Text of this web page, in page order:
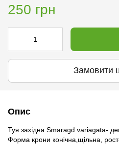
250 грн
Замовити
Опис
Туя західна Smaragd variagata-
Форма крони конічна,щільна,